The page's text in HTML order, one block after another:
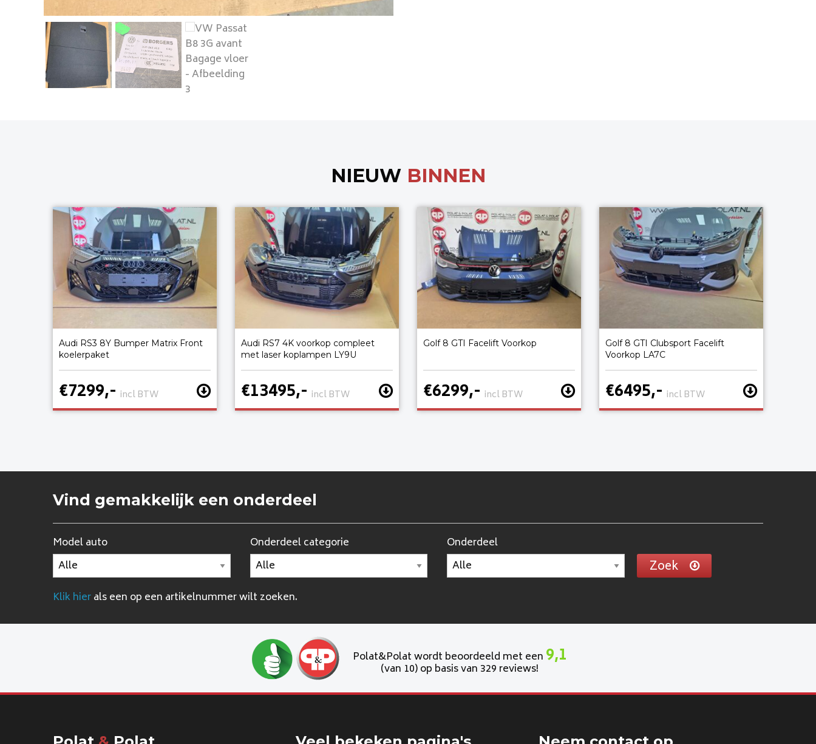
NIEUW BINNEN
Audi RS3 8Y Bumper Matrix Front
koelerpaket
€7299,- incl BTW
Audi RS7 4K voorkop compleet
met laser koplampen LY9U
€13495,- incl BTW
Golf 8 GTI Facelift Voorkop
€6299,- incl BTW
Golf 8 GTI Clubsport Facelift
Voorkop LA7C
€6495,- incl BTW
Vind gemakkelijk een onderdeel
Model auto Onderdeel categorie Onderdeel
Zoek
Klik hierals een op een artikelnummer wilt zoeken.
Polat&Polat wordt beoordeeld met een 9,1
(van 10) op basis van 329 reviews!